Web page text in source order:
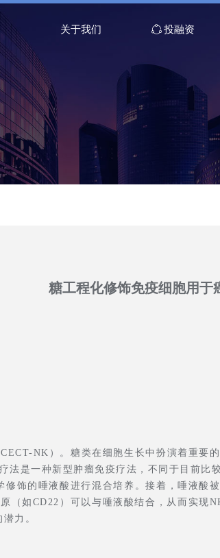
关于我们 ꁢ 投融资
糖工程化修饰免疫细胞用于
NK）。糖类在细胞生长中扮演着重要
法是一种新型肿瘤免疫疗法，不同于目前
饰的唾液酸进行混合培养。接着，唾液
（如CD22）可以与唾液酸结合，从而实
力。